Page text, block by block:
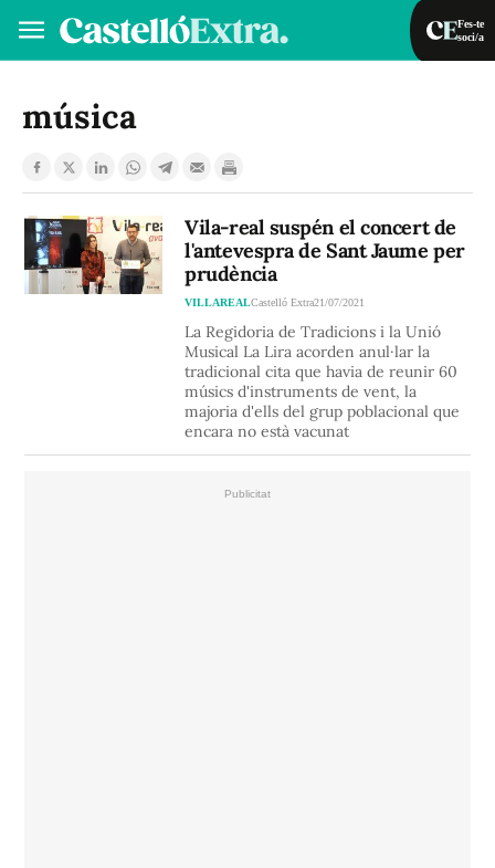
Fes-te
soci/a
VA
música
Vila-real suspén el concert de
l'antevespra de Sant Jaume per
prudència
VILLAREALCastelló Extra21/07/2021
La Regidoria de Tradicions i la Unió
Musical La Lira acorden anul·lar la
tradicional cita que havia de reunir 60
músics d'instruments de vent, la
majoria d'ells del grup poblacional que
encara no està vacunat